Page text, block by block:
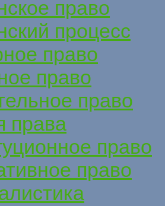
право
процесс
право
право
право
права
право
право